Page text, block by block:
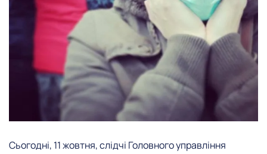
Сьогодні, 11 жовтня, слідчі Головного управління